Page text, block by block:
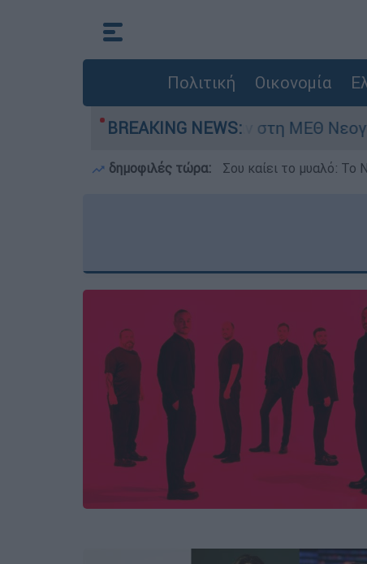
Πολιτική Οικονομία
BREAKING NEWS:
- Νοσηλευόταν στη ΜΕΘ Νεογνών
δημοφιλές τώρα: Σου καίει το μυαλό: Το